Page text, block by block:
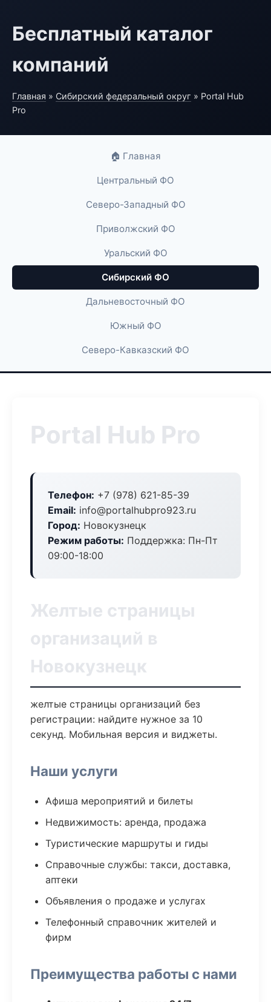
Бесплатный каталог
компаний
Главная » Сибирский федеральный округ » Portal Hub
Pro
🏠 Главная
Центральный ФО
Северо-Западный ФО
Приволжский ФО
Уральский ФО
Сибирский ФО
Дальневосточный ФО
Южный ФО
Северо-Кавказский ФО
Portal Hub Pro
Телефон: +7 (978) 621-85-39
Email: info@portalhubpro923.ru
Город: Новокузнецк
Режим работы: Поддержка: Пн-Пт
09:00-18:00
Желтые страницы
организаций в
Новокузнецк
желтые страницы организаций без
регистрации: найдите нужное за 10
секунд. Мобильная версия и виджеты.
Наши услуги
Афиша мероприятий и билеты
Недвижимость: аренда, продажа
Туристические маршруты и гиды
Справочные службы: такси, доставка,
аптеки
Объявления о продаже и услугах
Телефонный справочник жителей и
фирм
Преимущества работы с нами